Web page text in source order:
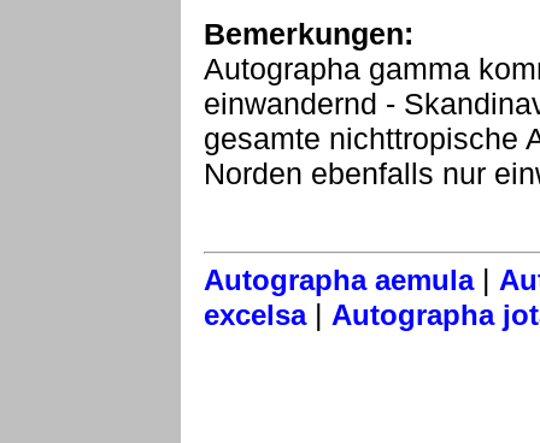
Bemerkungen:
Autographa gamma
einwandernd -
gesamte nichttropische
Norden ebenfalls nur
Autographa aemula|
excelsa| Autographa